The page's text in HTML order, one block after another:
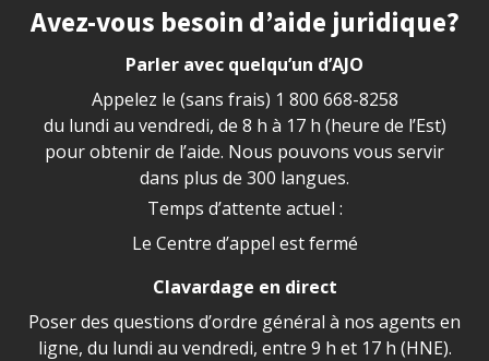
Site footer
Avez-vous besoin d’aide juridique?
Parler avec quelqu’un d’AJO
Appelez le (sans frais) 1 800 668-8258
du lundi au vendredi, de 8 h à 17 h (heure de l’Est)
pour obtenir de l’aide. Nous pouvons vous servir
dans plus de 300 langues.
Temps d’attente actuel :
Le Centre d’appel est fermé
Clavardage en direct
Poser des questions d’ordre général à nos agents en
ligne, du lundi au vendredi, entre 9 h et 17 h (HNE).